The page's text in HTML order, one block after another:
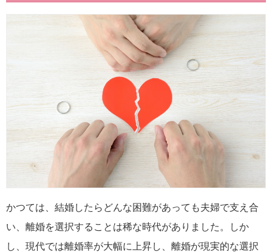
かつては、結婚したらどんな困難があっても夫婦で支え合
い、離婚を選択することは稀な時代がありました。しか
し、現代では離婚率が大幅に上昇し、離婚が現実的な選択